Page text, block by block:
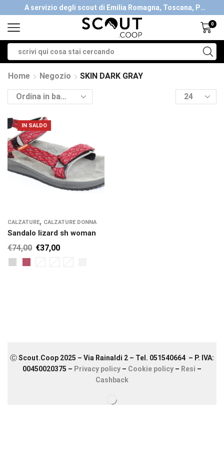
A servizio degli scout di Emilia Romagna, Toscana, Piemonte, Valle d'Aosta- Gratis la spedizione con ordini > €40
0
Home Negozio SKIN DARK GRAY
IN SALDO
CALZATURE, CALZATURE DONNA
Sandalo lizard sh woman
€74,00 €37,00
Ⓒ Scout.Coop 2025 – Via Rainaldi 2 – Tel. 051540664 – P. IVA:
00450020375 – Privacy policy – Cookie policy – Resi –
Cashback